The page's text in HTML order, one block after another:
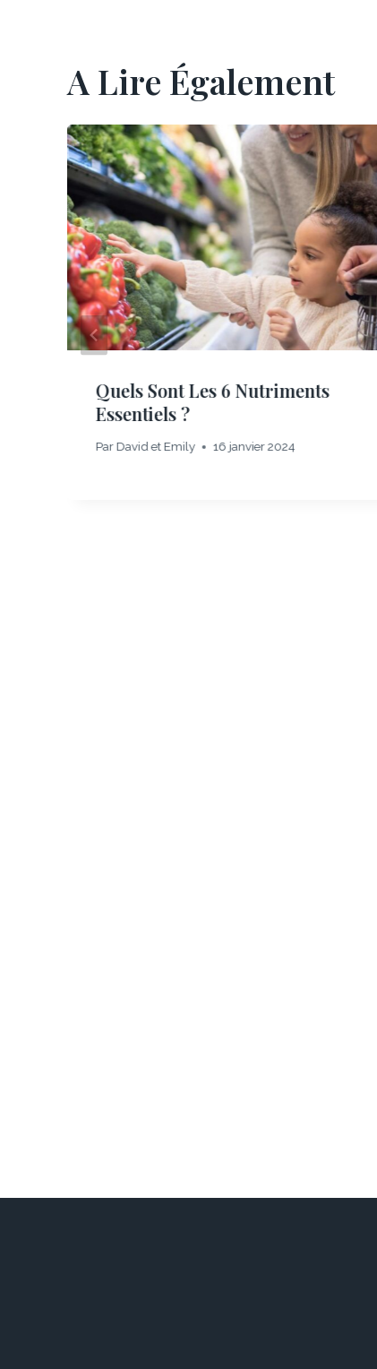
A Lire Également
Quels Sont Les 6 Nutriments
Essentiels ?
ParDavid et Emily 16 janvier 2024